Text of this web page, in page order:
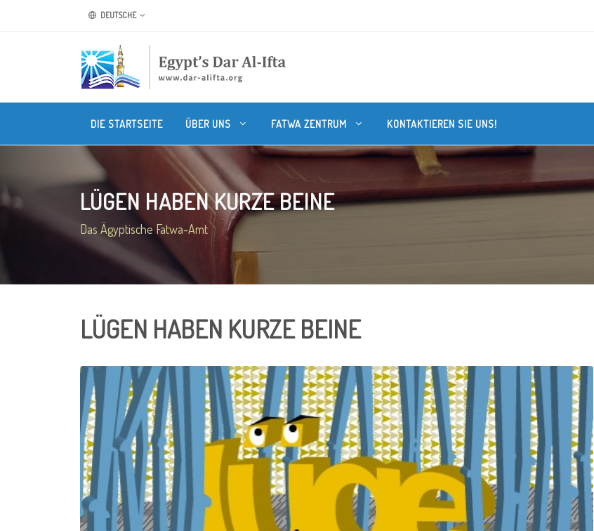
DEUTSCHE
DIE STARTSEITE ÜBER UNS FATWA ZENTRUM KONTAKTIEREN SIE UNS!
LÜGEN HABEN KURZE BEINE
Das Ägyptische Fatwa-Amt
LÜGEN HABEN KURZE BEINE